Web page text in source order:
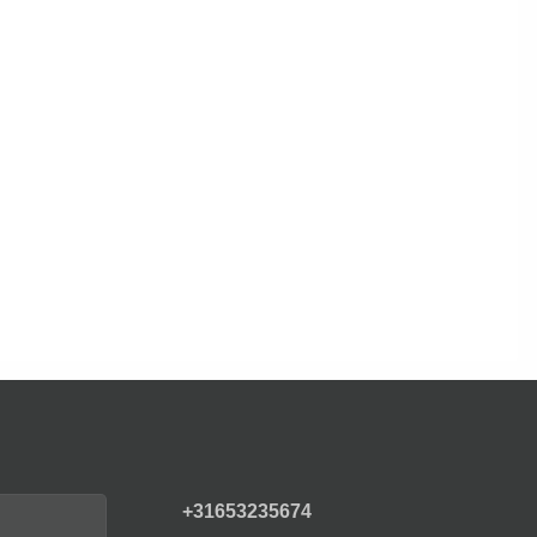
+31653235674